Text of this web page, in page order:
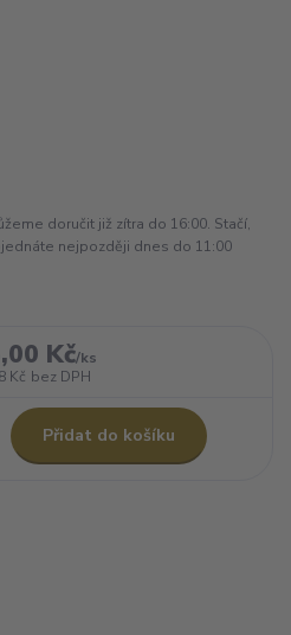
doručit již zítra do 16:00. Stačí,
nejpozději dnes do 11:00
Kč/ks
Kč bez DPH
Přidat do košíku